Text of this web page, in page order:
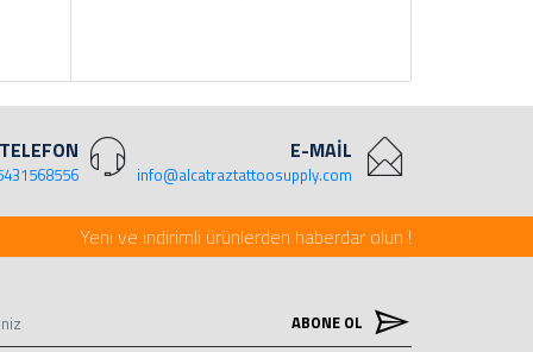
E-MAİL
info@alcatraztattoosupply.com
TELEFON
Yeni ve indirimli ürünlerden haberdar olun !
ABONE OL